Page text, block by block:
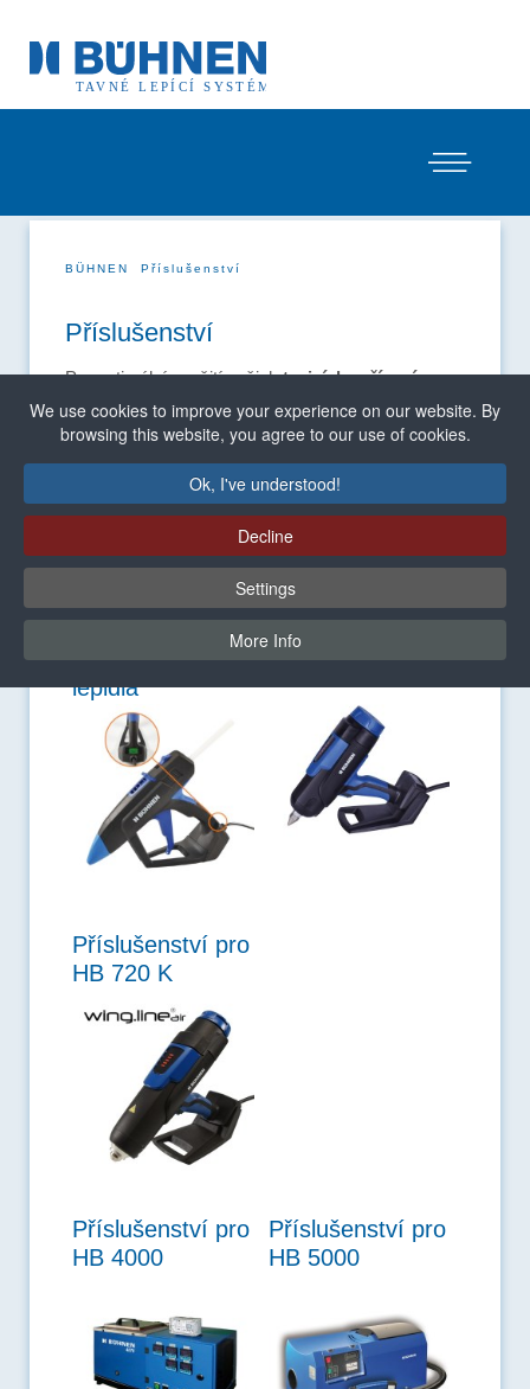
BÜHNEN Příslušenství
Příslušenství
Pro optimální využití našichtavicích zařízení a
pistolí pro horké lepení
nabízí společnost
BÜHNEN příslušenství přizpůsobené
vašim
aplikacím a oblastem použití.
Pokud nenajdete příslušenství, které hledáte,
neváhejte nás kontaktovat. Uvedené výrobky
malý výběr našeho
příslušenství.
Příslušenství pro
pistole na tavná
lepidla
Příslušenství pro
HB 710 / 720
Příslušenství pro
HB 720 K
Příslušenství pro
HB 4000
Příslušenství pro
HB 5000
We use cookies to improve your experience on our website. By
browsing this website, you agree to our use of cookies.
Ok, I've understood!
Decline
Settings
More Info